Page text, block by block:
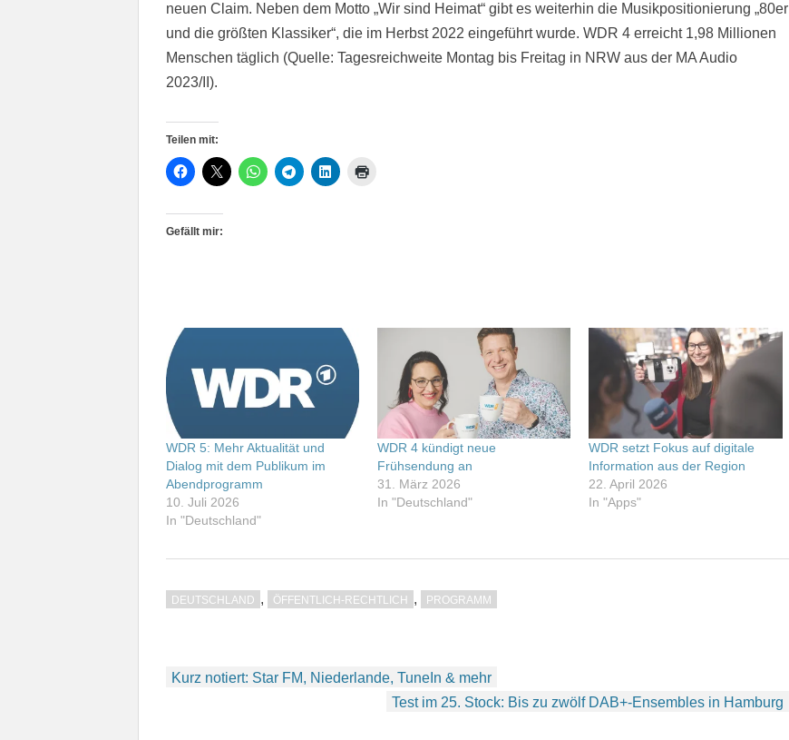
neuen Claim. Neben dem Motto „Wir sind Heimat“ gibt es weiterhin die Musikpositionierung „80er
und die größten Klassiker“, die im Herbst 2022 eingeführt wurde. WDR 4 erreicht 1,98 Millionen
Menschen täglich (Quelle: Tagesreichweite Montag bis Freitag in NRW aus der MA Audio
2023/II).
Teilen mit:
Gefällt mir:
WDR 5: Mehr Aktualität und
Dialog mit dem Publikum im
Abendprogramm
10. Juli 2026
In "Deutschland"
WDR 4 kündigt neue
Frühsendung an
31. März 2026
In "Deutschland"
WDR setzt Fokus auf digitale
Information aus der Region
22. April 2026
In "Apps"
DEUTSCHLAND , ÖFFENTLICH-RECHTLICH , PROGRAMM
Beitragsnavigation
Kurz notiert: Star FM, Niederlande, TuneIn & mehr
Test im 25. Stock: Bis zu zwölf DAB+-Ensembles in Hamburg